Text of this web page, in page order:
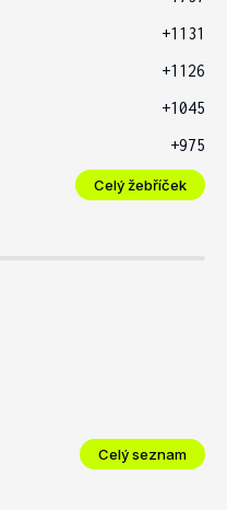
+1131
+1126
+1045
+975
Celý žebříček
Celý seznam